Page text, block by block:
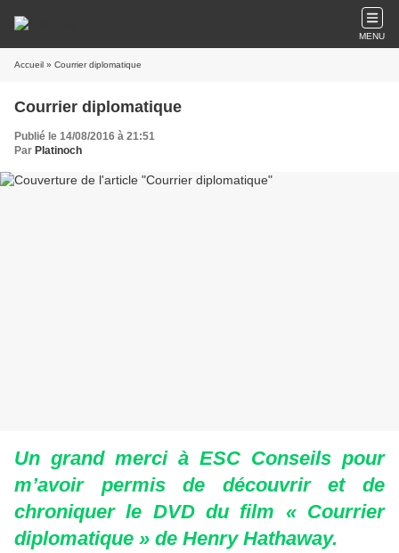
MENU
Accueil » Courrier diplomatique
Courrier diplomatique
Publié le 14/08/2016 à 21:51
Par Platinoch
Un grand merci à ESC Conseils pour
m’avoir permis de découvrir et de
chroniquer le DVD du film « Courrier
diplomatique » de Henry Hathaway.